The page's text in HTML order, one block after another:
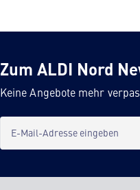
Zum ALDI Nord
Keine Angebote mehr
E-Mail-Adresse eingeben